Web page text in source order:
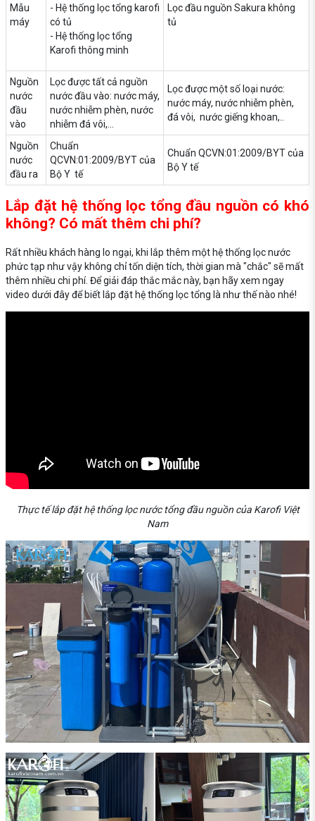
Mẫu
máy
- Hệ thống lọc tổng karofi
có tủ
- Hệ thống lọc tổng
Karofi thông minh
Lọc đầu nguồn Sakura không
tủ
Nguồn
nước
đầu
vào
Lọc được tất cả nguồn
nước đầu vào: nước máy,
nước nhiễm phèn, nước
nhiễm đá vôi,...
Lọc được một số loại nước:
nước máy, nước nhiễm phèn,
đá vôi, nước giếng khoan,..
Nguồn
nước
đầu ra
Chuẩn
QCVN:01:2009/BYT của
Bộ Y tế
Chuẩn QCVN:01:2009/BYT của
Bộ Y tế
Lắp đặt hệ thống lọc tổng đầu nguồn có khó
không? Có mất thêm chi phí?
Rất nhiều khách hàng lo ngại, khi lắp thêm một hệ thống lọc nước
phức tạp như vậy không chỉ tốn diện tích, thời gian mà "chắc" sẽ mất
thêm nhiều chi phí. Để giải đáp thắc mắc này, bạn hãy xem ngay
video dưới đây để biết lắp đặt hệ thống lọc tổng là như thế nào nhé!
Thực tế lắp đặt hệ thống lọc nước tổng đầu nguồn của Karofi Việt
Nam